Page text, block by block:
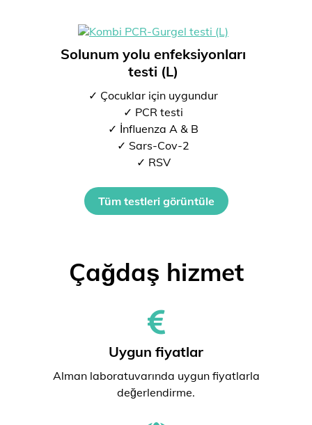
Solunum yolu enfeksiyonları
testi (L)
✓ Çocuklar için uygundur
✓ PCR testi
✓ İnfluenza A & B
✓ Sars-Cov-2
✓ RSV
Tüm testleri görüntüle
Çağdaş hizmet
Uygun fiyatlar
Alman laboratuvarında uygun fiyatlarla
değerlendirme.